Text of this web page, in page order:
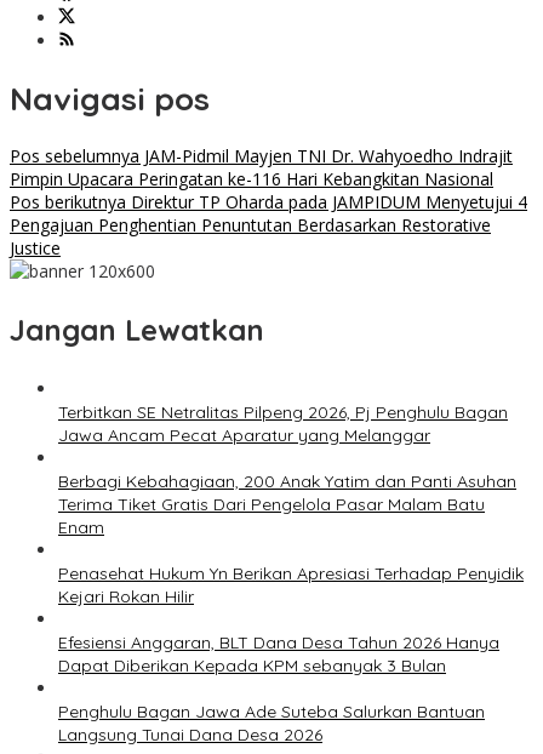
Navigasi pos
Pos sebelumnya JAM-Pidmil Mayjen TNI Dr. Wahyoedho Indrajit
Pimpin Upacara Peringatan ke-116 Hari Kebangkitan Nasional
Pos berikutnya Direktur TP Oharda pada JAMPIDUM Menyetujui 4
Pengajuan Penghentian Penuntutan Berdasarkan Restorative
Justice
Jangan Lewatkan
Terbitkan SE Netralitas Pilpeng 2026, Pj Penghulu Bagan
Jawa Ancam Pecat Aparatur yang Melanggar
Berbagi Kebahagiaan, 200 Anak Yatim dan Panti Asuhan
Terima Tiket Gratis Dari Pengelola Pasar Malam Batu
Enam
Penasehat Hukum Yn Berikan Apresiasi Terhadap Penyidik
Kejari Rokan Hilir
Efesiensi Anggaran, BLT Dana Desa Tahun 2026 Hanya
Dapat Diberikan Kepada KPM sebanyak 3 Bulan
Penghulu Bagan Jawa Ade Suteba Salurkan Bantuan
Langsung Tunai Dana Desa 2026